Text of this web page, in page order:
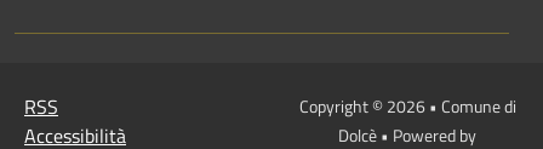
RSS
Accessibilità
Copyright © 2026 • Comune di
Dolcè • Powered by